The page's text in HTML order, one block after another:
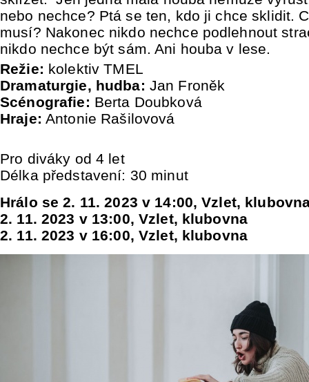
nebo nechce? Ptá se ten, kdo ji chce sklidit.
musí? Nakonec nikdo nechce podlehnout
nikdo nechce být sám. Ani houba v lese.
Režie: kolektiv TMEL
Dramaturgie, hudba: Jan Froněk
Scénografie: Berta Doubková
Hraje: Antonie Rašilovová
Pro diváky od 4 let
Délka představení: 30 minut
Hrálo se 2. 11. 2023 v 14:00, Vzlet,
2. 11. 2023 v 13:00, Vzlet, klubovna
2. 11. 2023 v 16:00, Vzlet, klubovna